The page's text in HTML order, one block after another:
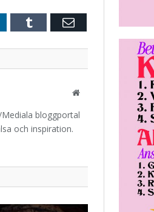
Tumblr E-
Website
bloggportal
och inspiration.